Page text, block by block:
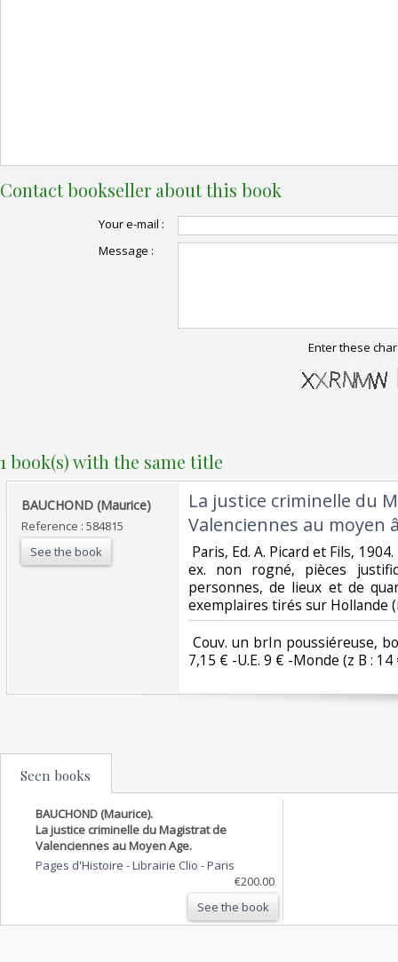
Contact bookseller about this book
Your e-mail :
Message :
Enter these
1 book(s) with the same title
‎BAUCHOND (Maurice)‎
Reference : 584815
See the book
‎La justice criminelle du
Valenciennes au moyen
Paris, Ed. A. Picard et Fils,
ex. non rogné, pièces
personnes, de lieux et de
exemplaires tirés sur Hollande
Couv. un brIn poussiéreuse,
7,15 € -U.E. 9 € -Monde (z B : 14
Seen books
BAUCHOND (Maurice).
La justice criminelle du Magistrat de
Valenciennes au Moyen Age.
Pages d'Histoire - Librairie Clio -Paris
€200.00
See the book